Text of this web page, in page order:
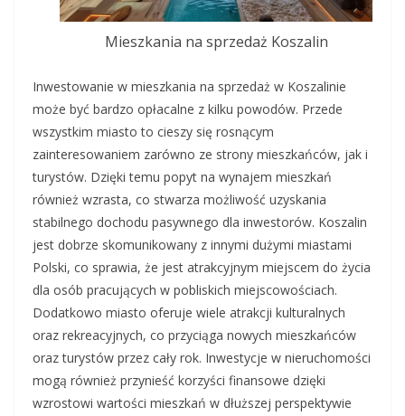
Mieszkania na sprzedaż Koszalin
Inwestowanie w mieszkania na sprzedaż w Koszalinie
może być bardzo opłacalne z kilku powodów. Przede
wszystkim miasto to cieszy się rosnącym
zainteresowaniem zarówno ze strony mieszkańców, jak i
turystów. Dzięki temu popyt na wynajem mieszkań
również wzrasta, co stwarza możliwość uzyskania
stabilnego dochodu pasywnego dla inwestorów. Koszalin
jest dobrze skomunikowany z innymi dużymi miastami
Polski, co sprawia, że jest atrakcyjnym miejscem do życia
dla osób pracujących w pobliskich miejscowościach.
Dodatkowo miasto oferuje wiele atrakcji kulturalnych
oraz rekreacyjnych, co przyciąga nowych mieszkańców
oraz turystów przez cały rok. Inwestycje w nieruchomości
mogą również przynieść korzyści finansowe dzięki
wzrostowi wartości mieszkań w dłuższej perspektywie